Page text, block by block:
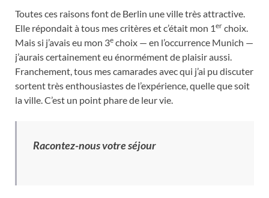
Toutes ces raisons font de Berlin une ville très attractive.
Elle répondait à tous mes critères et c’était mon 1er choix.
Mais si j’avais eu mon 3e choix — en l’occurrence Munich —
j’aurais certainement eu énormément de plaisir aussi.
Franchement, tous mes camarades avec qui j’ai pu discuter
sortent très enthousiastes de l’expérience, quelle que soit
la ville. C’est un point phare de leur vie.
Racontez-nous votre séjour